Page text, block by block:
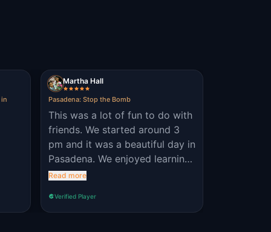
Martha Hall
Pasadena: Stop the Bomb
This was a lot of fun to do with
friends. We started around 3
pm and it was a beautiful day in
Pasadena. We enjoyed learning
about this town's history. Can't
like this. Note: There is a minor
error for directions to the
Read more
Verified Player